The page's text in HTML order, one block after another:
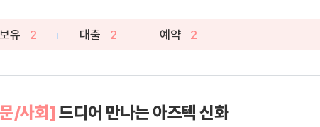
보유 2 대출 2 예약 2
/사회] 드디어 만나는 아즈텍 신화